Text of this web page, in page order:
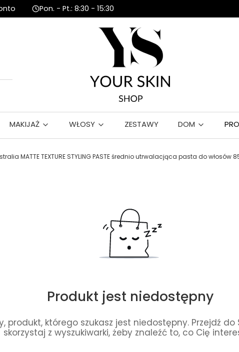
Pon. - Pt.: 8:30 - 15:30
MAKIJAŻ WŁOSY ZESTAWY DOM
MATTE TEXTURE STYLING PASTE średnio utrwalacjąca pasta do włosów
Produkt jest niedostępny
produkt, którego szukasz jest niedostępny. Przejdź do
skorzystaj z wyszukiwarki, żeby znaleźć to, co Cię